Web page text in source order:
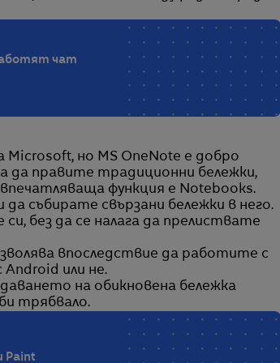
чат
но MS OneNote е добро
да правите традиционни бележки,
функция е Notebooks.
събирате свързани бележки в него.
си, без да се налага да прелиствате
впоследствие да работите с
или не.
на обикновена бележка
трябвало.
Paint